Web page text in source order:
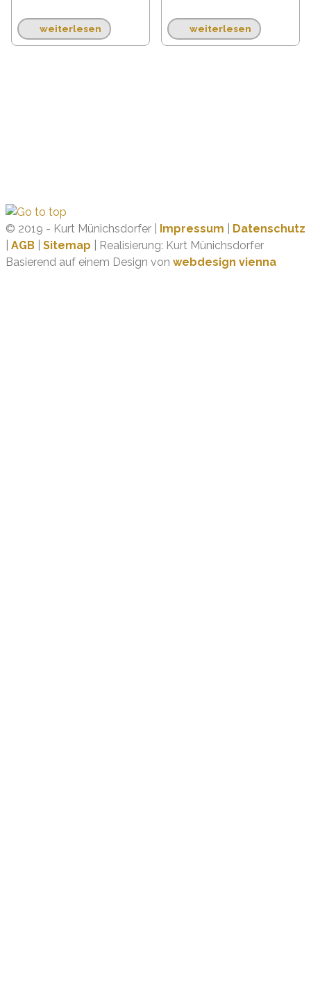
weiterlesen weiterlesen
© 2019 - Kurt Münichsdorfer | Impressum
Datenschutz
AGB Sitemap | Realisierung: Kurt Münichsdorfer
Basierend auf einem Design von webdesign vienna